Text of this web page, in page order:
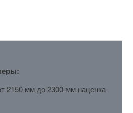
2150 мм до 2300 мм наценка